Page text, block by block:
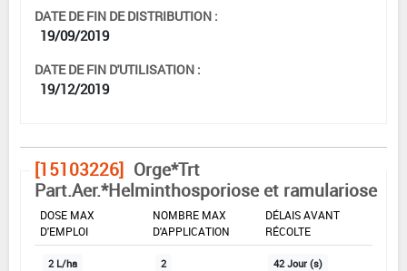
DATE DE FIN DE DISTRIBUTION :
19/09/2019
DATE DE FIN D'UTILISATION :
19/12/2019
[15103226] Orge*Trt
Part.Aer.*Helminthosporiose et ramulariose
DOSE MAX
D'EMPLOI
NOMBRE MAX
D'APPLICATION
DÉLAIS AVANT
RÉCOLTE
2 L/ha 2 42 Jour (s)